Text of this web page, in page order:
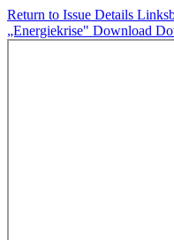
Return to Issue Details
„Energiekrise" Download